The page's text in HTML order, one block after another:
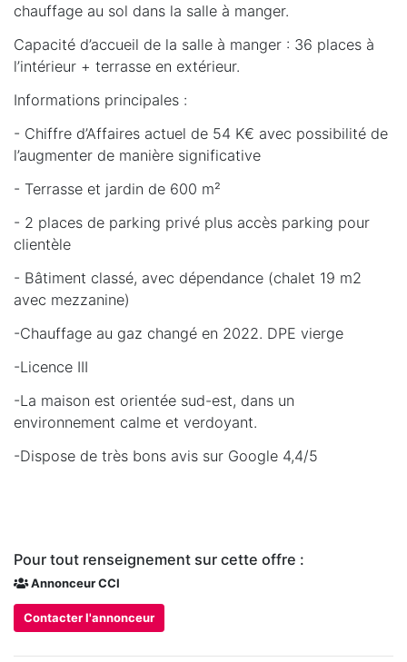
chauffage au sol dans la salle à manger.
Capacité d’accueil de la salle à manger : 36 places à
l’intérieur + terrasse en extérieur.
Informations principales :
- Chiffre d’Affaires actuel de 54 K€ avec possibilité de
l’augmenter de manière significative
- Terrasse et jardin de 600 m²
- 2 places de parking privé plus accès parking pour
clientèle
- Bâtiment classé, avec dépendance (chalet 19 m2
avec mezzanine)
-Chauffage au gaz changé en 2022. DPE vierge
-Licence III
-La maison est orientée sud-est, dans un
environnement calme et verdoyant.
-Dispose de très bons avis sur Google 4,4/5
Pour tout renseignement sur cette offre :
Annonceur CCI
Contacter l'annonceur